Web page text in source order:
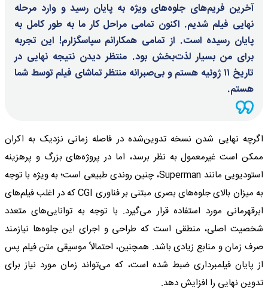
آخرین فریم‌های جلوه‌های ویژه به پایان رسید و وارد مرحله
نهایی فیلم شدیم. اکنون تمامی مراحل کار ما به طور کامل به
پایان رسیده است. از تمامی همکارانم سپاسگزارم! این تجربه
برای من بسیار لذت‌بخش بود. منتظر دیدن نتیجه نهایی در
تاریخ ۱۱ ژوئیه هستم و بی‌صبرانه منتظر تماشای فیلم توسط شما
هستم.
اگرچه نهایی شدن نسخه تدوین‌شده در فاصله زمانی نزدیک به اکران
ممکن است غیرمعمول به نظر برسد، اما در پروژه‌های بزرگ و پرهزینه
استودیویی مانند Superman، چنین روندی طبیعی است؛ به ویژه با توجه
به میزان بالای جلوه‌های بصری مبتنی بر فناوری CGI که در اغلب فیلم‌های
ابرقهرمانی مورد استفاده قرار می‌گیرد. با توجه به توانایی‌های متعدد
شخصیت اصلی، منطقی است که طراحی و اجرای این جلوه‌ها نیازمند
صرف زمان و منابع زیادی باشد. همچنین، احتمالاً موسیقی متن فیلم پس
از پایان فیلمبرداری ضبط شده است، که می‌تواند زمان مورد نیاز برای
تدوین نهایی را افزایش دهد.